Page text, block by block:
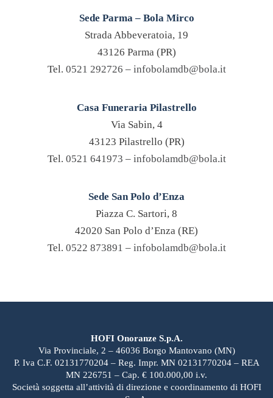
Sede Parma – Bola Mirco
Strada Abbeveratoia, 19
43126 Parma (PR)
Tel. 0521 292726 – infobolamdb@bola.it
Casa Funeraria Pilastrello
Via Sabin, 4
43123 Pilastrello (PR)
Tel. 0521 641973 – infobolamdb@bola.it
Sede San Polo d’Enza
Piazza C. Sartori, 8
42020 San Polo d’Enza (RE)
Tel. 0522 873891 – infobolamdb@bola.it
HOFI Onoranze S.p.A.
Via Provinciale, 2 – 46036 Borgo Mantovano (MN)
P. Iva C.F. 02131770204 – Reg. Impr. MN 02131770204 – REA
MN 226751 – Cap. € 100.000,00 i.v.
Società soggetta all’attività di direzione e coordinamento di HOFI